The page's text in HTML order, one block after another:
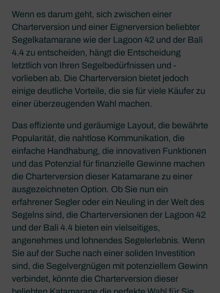
Wenn es darum geht, sich zwischen einer
Charterversion und einer Eignerversion beliebter
Segelkatamarane wie der Lagoon 42 und der Bali
4.4 zu entscheiden, hängt die Entscheidung
letztlich von Ihren Segelbedürfnissen und -
vorlieben ab. Die Charterversion bietet jedoch
einige deutliche Vorteile, die sie für viele Käufer zu
einer überzeugenden Wahl machen.
Das effiziente und geräumige Layout, die bewährte
Popularität, die nahtlose Kommunikation, die
einfache Handhabung, die innovativen Funktionen
und das Potenzial für finanzielle Gewinne machen
die Charterversion dieser Katamarane zu einer
ausgezeichneten Option. Ob Sie nun ein
erfahrener Segler oder ein Neuling in der Welt des
Segelns sind, die Charterversionen der Lagoon 42
und der Bali 4.4 bieten ein vielseitiges,
angenehmes und lohnendes Segelerlebnis. Wenn
Sie auf der Suche nach einer soliden Investition
sind, die Segelvergnügen mit potenziellem Gewinn
verbindet, könnte die Charterversion dieser